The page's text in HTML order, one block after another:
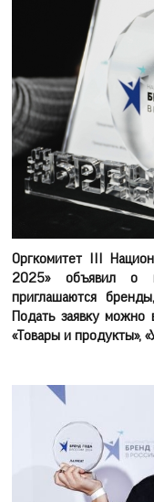
Оргкомитет III
2025» объявил о
приглашаются
Подать заявку можно
«Товары и продукты»,